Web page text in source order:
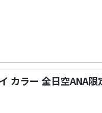
カラー 全日空ANA